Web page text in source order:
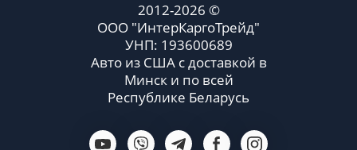
2012-2026 ©
ООО "ИнтерКаргоТрейд"
УНП: 193600689
Авто из США с доставкой в
Минск и по всей
Республике Беларусь